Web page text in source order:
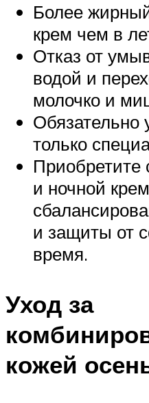
Более
крем чем в
Отказ от
водой и
молочко и
Обязательно
только
и ночной
и защиты от
время.
Уход за
кожей